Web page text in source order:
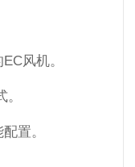
风机。
置。